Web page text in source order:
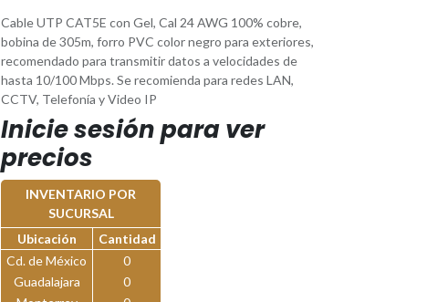
Cable UTP CAT5E con Gel, Cal 24 AWG 100% cobre,
bobina de 305m, forro PVC color negro para exteriores,
recomendado para transmitir datos a velocidades de
hasta 10/100 Mbps. Se recomienda para redes LAN,
CCTV, Telefonía y Video IP
Inicie sesión para ver
precios
INVENTARIO POR
SUCURSAL
Ubicación
Cantidad
Cd. de México
0
Guadalajara
0